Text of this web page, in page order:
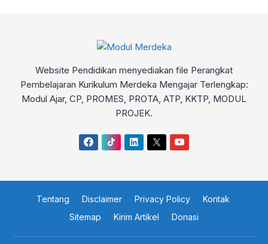
Website Pendidikan menyediakan file Perangkat
Pembelajaran Kurikulum Merdeka Mengajar Terlengkap:
Modul Ajar, CP, PROMES, PROTA, ATP, KKTP, MODUL
PROJEK.
Tentang Disclaimer Privacy Policy
Kontak
Sitemap
Kirim Artikel Donasi